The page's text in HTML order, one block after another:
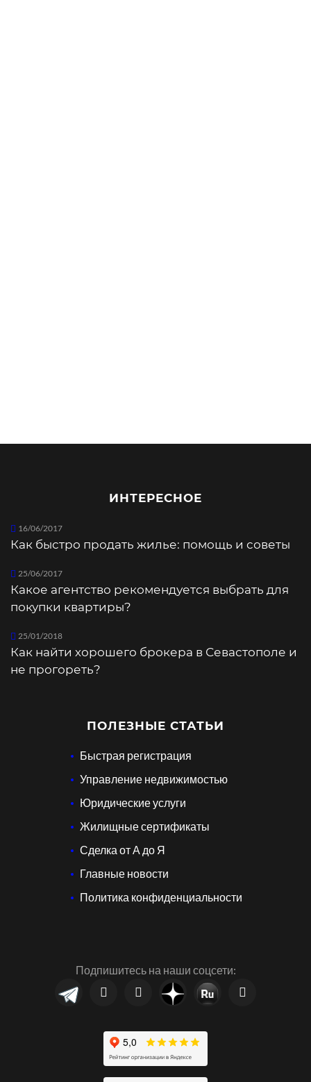
ИНТЕРЕСНОЕ
16/06/2017
Как быстро продать жилье: помощь и советы
25/06/2017
Какое агентство рекомендуется выбрать для
покупки квартиры?
25/01/2018
Как найти хорошего брокера в Севастополе и
не прогореть?
ПОЛЕЗНЫЕ СТАТЬИ
Быстрая регистрация
Управление недвижимостью
Юридические услуги
Жилищные сертификаты
Сделка от А до Я
Главные новости
Политика конфиденциальности
Подпишитесь на наши соцсети: